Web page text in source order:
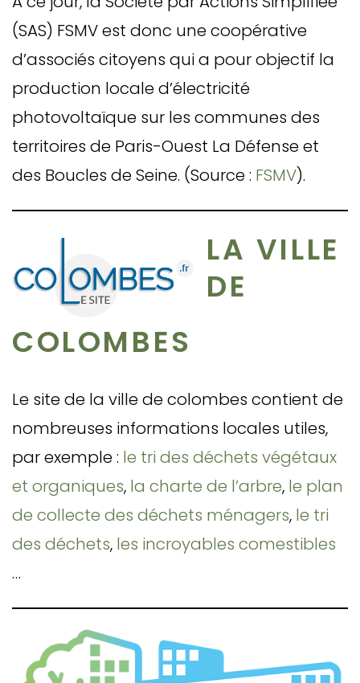
(SAS) FSMV est donc une coopérative
d’associés citoyens qui a pour objectif la
production locale d’électricité
photovoltaïque sur les communes des
territoires de Paris-Ouest La Défense et
des Boucles de Seine. (Source : FSMV).
LA VILLE
DE
COLOMBES
Le site de la ville de colombes contient de
nombreuses informations locales utiles,
par exemple : le tri des déchets végétaux
et organiques, la charte de l’arbre, le plan
de collecte des déchets ménagers, le tri
des déchets, les incroyables comestibles
…